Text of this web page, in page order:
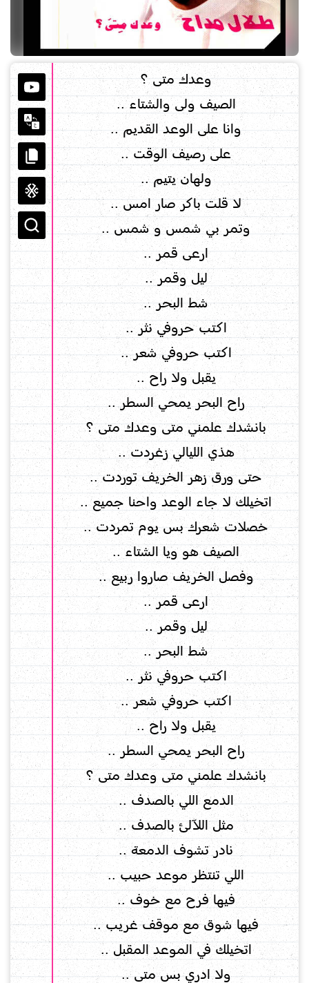
وعدك متى ؟
الصيف ولى والشتاء ..
وانا على الوعد القديم ..
على رصيف الوقت ..
ولهان يتيم ..
لا قلت باكر صار امس ..
وتمر بي شمس و شمس ..
ارعى قمر ..
ليل وقمر ..
شط البحر ..
اكتب حروفي نثر ..
اكتب حروفي شعر ..
يقبل ولا راح ..
راح البحر يمحي السطر ..
بانشدك علمني متى وعدك متى ؟
هذي الليالي زغردت ..
حتى ورق زهر الخريف توردت ..
اتخيلك لا جاء الوعد واحنا جميع ..
خصلات شعرك بس يوم تمردت ..
الصيف هو ويا الشتاء ..
وفصل الخريف صاروا ربيع ..
ارعى قمر ..
ليل وقمر ..
شط البحر ..
اكتب حروفي نثر ..
اكتب حروفي شعر ..
يقبل ولا راح ..
راح البحر يمحي السطر ..
بانشدك علمني متى وعدك متى ؟
الدمع اللي بالصدف ..
مثل اللآلئ بالصدف ..
نادر تشوف الدمعة ..
اللي تنتظر موعد حبيب ..
فيها فرح مع خوف ..
فيها شوق مع موقف غريب ..
اتخيلك في الموعد المقبل ..
ولا ادري بس متى ..